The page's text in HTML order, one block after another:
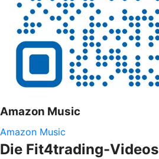
Amazon Music
Amazon Music
Die Fit4trading-Videos